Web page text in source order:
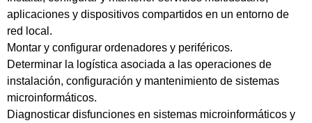
aplicaciones y dispositivos compartidos en un entorno de
red local.
Montar y configurar ordenadores y periféricos.
Determinar la logística asociada a las operaciones de
instalación, configuración y mantenimiento de sistemas
microinformáticos.
Diagnosticar disfunciones en sistemas microinformáticos y